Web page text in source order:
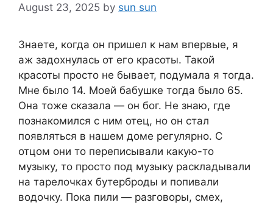
August 23, 2025 by sun sun
Знаете, когда он пришел к нам впервые, я
аж задохнулась от его красоты. Такой
красоты просто не бывает, подумала я тогда.
Мне было 14. Моей бабушке тогда было 65.
Она тоже сказала — он бог. Не знаю, где
познакомился с ним отец, но он стал
появляться в нашем доме регулярно. С
отцом они то переписывали какую-то
музыку, то просто под музыку раскладывали
на тарелочках бутерброды и попивали
водочку. Пока пили — разговоры, смех,